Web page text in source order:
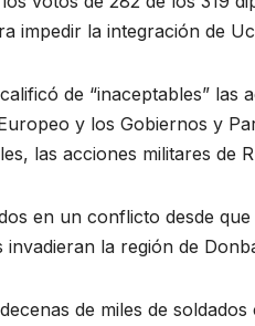
impedir la integración de
de “inaceptables” las
y los Gobiernos y
las acciones militares de
en un conflicto desde
la región de
de miles de